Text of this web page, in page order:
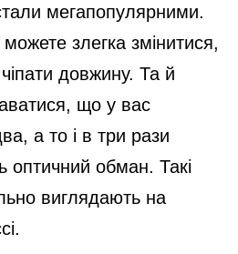
мегапопулярними.
злегка змінитися,
довжину. Та й
що у вас
а то і в три рази
оптичний обман. Такі
виглядають на